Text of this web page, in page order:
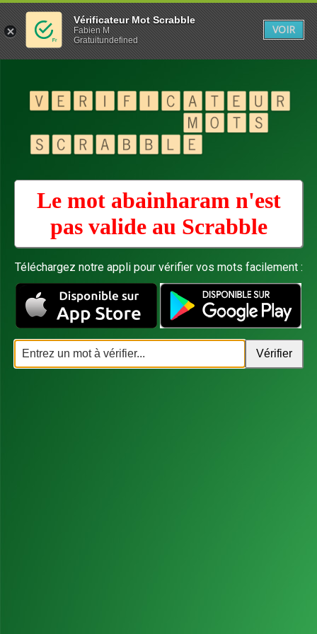
Le mot abainharam n'est
pas valide au Scrabble
Téléchargez notre appli pour vérifier vos mots facilement :
Vérificateur Mot Scrabble
Fabien M
Gratuitundefined
VOIR